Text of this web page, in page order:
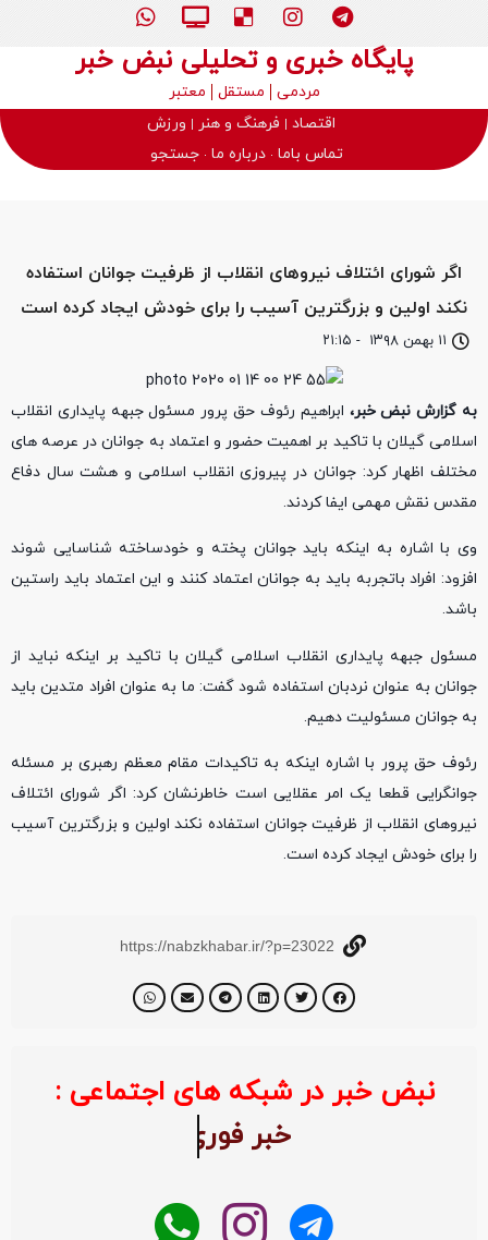
پایگاه خبری و تحلیلی نبض خبر
مردمی مستقل
معتبر
اقتصاد
فرهنگ و هنر
ورزش
تماس باما درباره ما جستجو
۱۱ بهمن ۱۳۹۸ - ۲۱:۱۵
اگر شورای ائتلاف نیروهای انقلاب از ظرفیت جوانان استفاده
نکند اولین و بزرگترین آسیب را برای خودش ایجاد کرده است
به گزارش نبض خبر، ابراهیم رئوف حق پرور مسئول جبهه پایداری انقلاب
اسلامی گیلان با تاکید بر اهمیت حضور و اعتماد به جوانان در عرصه های
مختلف اظهار کرد: جوانان در پیروزی انقلاب اسلامی و هشت سال دفاع
مقدس نقش مهمی ایفا کردند.
وی با اشاره به اینکه باید جوانان پخته و خودساخته شناسایی شوند
افزود: افراد باتجربه باید به جوانان اعتماد کنند و این اعتماد باید راستین
باشد.
مسئول جبهه پایداری انقلاب اسلامی گیلان با تاکید بر اینکه نباید از
جوانان به عنوان نردبان استفاده شود گفت: ما به عنوان افراد متدین باید
به جوانان مسئولیت دهیم.
رئوف حق پرور با اشاره اینکه به تاکیدات مقام معظم رهبری بر مسئله
جوانگرایی قطعا یک امر عقلایی است خاطرنشان کرد: اگر شورای ائتلاف
نیروهای انقلاب از ظرفیت جوانان استفاده نکند اولین و بزرگترین آسیب
را برای خودش ایجاد کرده است.
https://nabzkhabar.ir/?p=23022
نبض خبر در شبکه های اجتماعی : خبر